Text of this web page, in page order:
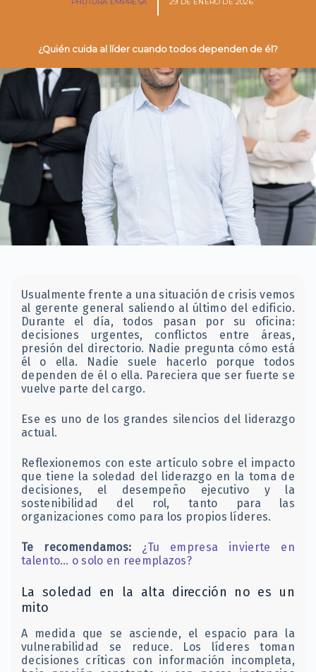
¿Quién cuida al líder cuando todos dependen de él?
Usualmente frente a una situación de crisis vemos
al gerente general saliendo al último del edificio.
Durante el día, todos pasan por su oficina:
decisiones urgentes, conflictos entre áreas,
presión del directorio. Nadie pregunta cómo está
él o ella. Nadie suele hacerlo porque todos
dependen de él o ella. Pareciera que ser fuerte se
vuelve parte del cargo.
Ese es uno de los grandes silencios del liderazgo
actual.
Reflexionemos con este artículo sobre el impacto
que tiene la soledad del liderazgo en la toma de
decisiones, el desempeño ejecutivo y la
sostenibilidad del rol, tanto para las
organizaciones como para los propios líderes.
Te recomendamos:
¿Tu empresa invierte en
talento… o solo en reemplazos?
La soledad en la alta dirección no es un
mito
A medida que se asciende, el espacio para la
vulnerabilidad se reduce. Los líderes toman
decisiones críticas con información incompleta,